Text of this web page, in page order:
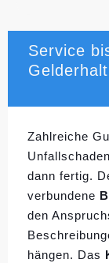
Service
Gelderhalt
Zahlreiche
dann fertig.
verbundene
den
hängen. Das